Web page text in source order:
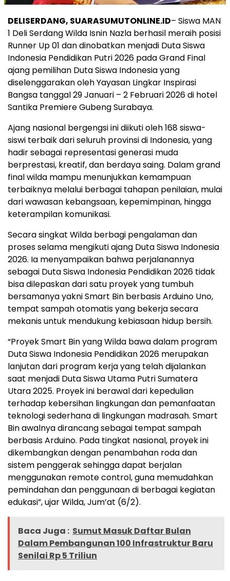
DELISERDANG, SUARASUMUTONLINE.ID– Siswa MAN
1 Deli Serdang Wilda Isnin Nazla berhasil meraih posisi
Runner Up 01 dan dinobatkan menjadi Duta Siswa
Indonesia Pendidikan Putri 2026 pada Grand Final
ajang pemilihan Duta Siswa Indonesia yang
diselenggarakan oleh Yayasan Lingkar Inspirasi
Bangsa tanggal 29 Januari – 2 Februari 2026 di hotel
Santika Premiere Gubeng Surabaya.
Ajang nasional bergengsi ini diikuti oleh 168 siswa-
siswi terbaik dari seluruh provinsi di Indonesia, yang
hadir sebagai representasi generasi muda
berprestasi, kreatif, dan berdaya saing. Dalam grand
final wilda mampu menunjukkan kemampuan
terbaiknya melalui berbagai tahapan penilaian, mulai
dari wawasan kebangsaan, kepemimpinan, hingga
keterampilan komunikasi.
Secara singkat Wilda berbagi pengalaman dan
proses selama mengikuti ajang Duta Siswa Indonesia
2026. Ia menyampaikan bahwa perjalanannya
sebagai Duta Siswa Indonesia Pendidikan 2026 tidak
bisa dilepaskan dari satu proyek yang tumbuh
bersamanya yakni Smart Bin berbasis Arduino Uno,
tempat sampah otomatis yang bekerja secara
mekanis untuk mendukung kebiasaan hidup bersih.
“Proyek Smart Bin yang Wilda bawa dalam program
Duta Siswa Indonesia Pendidikan 2026 merupakan
lanjutan dari program kerja yang telah dijalankan
saat menjadi Duta Siswa Utama Putri Sumatera
Utara 2025. Proyek ini berawal dari kepedulian
terhadap kebersihan lingkungan dan pemanfaatan
teknologi sederhana di lingkungan madrasah. Smart
Bin awalnya dirancang sebagai tempat sampah
berbasis Arduino. Pada tingkat nasional, proyek ini
dikembangkan dengan penambahan roda dan
sistem penggerak sehingga dapat berjalan
menggunakan remote control, guna memudahkan
pemindahan dan penggunaan di berbagai kegiatan
edukasi”, ujar Wilda, Jum’at (6/2).
Baca Juga : Sumut Masuk Daftar Bulan
Dalam Pembangunan 100 Infrastruktur Baru
Senilai Rp 5 Triliun